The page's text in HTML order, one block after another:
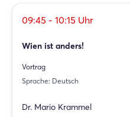
09:45 - 10:15 Uhr
Wien ist anders!
Vortrag
Sprache: Deutsch
Dr. Mario Krammel